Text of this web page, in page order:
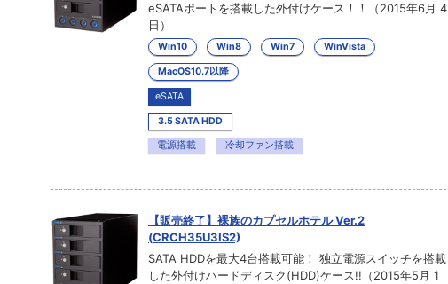
eSATAポートを搭載した外付けケース！！（2015年6月 4
日）
Win10 Win8 Win7 WinVista
MacOS10.7以降
eSATA
3.5 SATA HDD
電源搭載 冷却ファン搭載
【販売終了】裸族のカプセルホテル Ver.2
(CRCH35U3IS2)
SATA HDDを最大4台搭載可能！ 独立電源スイッチを搭載
した外付けハードディスク(HDD)ケース!!（2015年5月 1